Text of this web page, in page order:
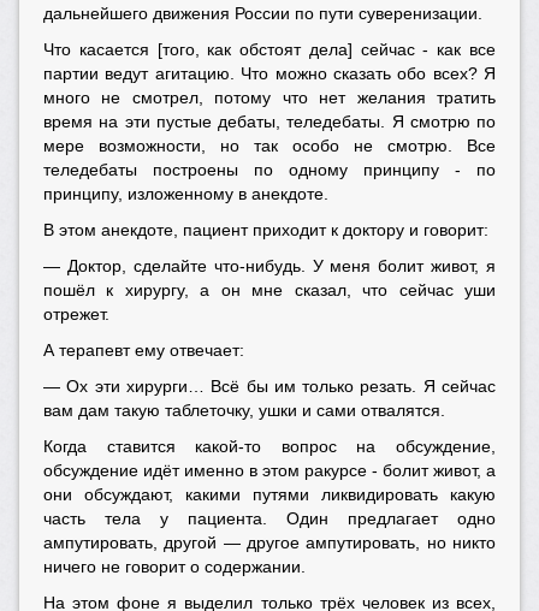
дальнейшего движения России по пути суверенизации.
Что касается [того, как обстоят дела] сейчас - как все
партии ведут агитацию. Что можно сказать обо всех? Я
много не смотрел, потому что нет желания тратить
время на эти пустые дебаты, теледебаты. Я смотрю по
мере возможности, но так особо не смотрю. Все
теледебаты построены по одному принципу - по
принципу, изложенному в анекдоте.
В этом анекдоте, пациент приходит к доктору и говорит:
— Доктор, сделайте что-нибудь. У меня болит живот, я
пошёл к хирургу, а он мне сказал, что сейчас уши
отрежет.
А терапевт ему отвечает:
— Ох эти хирурги… Всё бы им только резать. Я сейчас
вам дам такую таблеточку, ушки и сами отвалятся.
Когда ставится какой-то вопрос на обсуждение,
обсуждение идёт именно в этом ракурсе - болит живот, а
они обсуждают, какими путями ликвидировать какую
часть тела у пациента. Один предлагает одно
ампутировать, другой — другое ампутировать, но никто
ничего не говорит о содержании.
На этом фоне я выделил только трёх человек из всех,